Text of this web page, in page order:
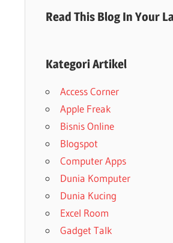
Read This Blog In Your
Kategori Artikel
Access Corner
Apple Freak
Bisnis Online
Blogspot
Computer Apps
Dunia Komputer
Dunia Kucing
Excel Room
Gadget Talk